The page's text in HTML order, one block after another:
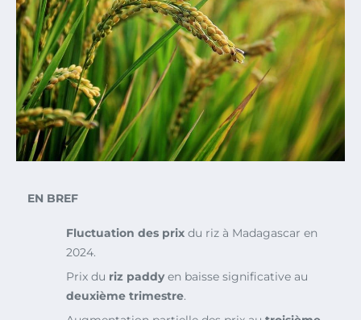
EN BREF
Fluctuation des prix du riz à Madagascar en
2024.
Prix du riz paddyen baisse significative au
deuxième trimestre.